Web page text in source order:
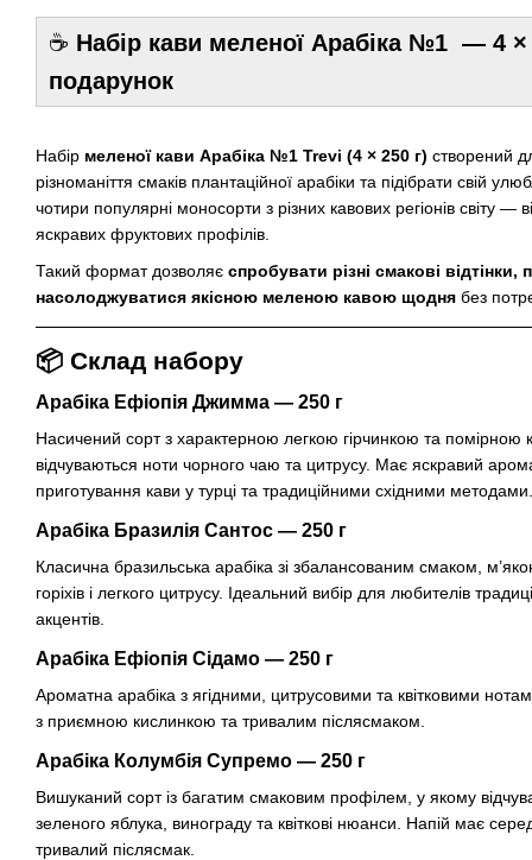
☕ Набір кави меленої Арабіка №1 — 4 ×
подарунок
Набір меленої кави Арабіка №1 Trevi (4 × 250 г) створений
різноманіття смаків плантаційної арабіки та підібрати свій
чотири популярні моносорти з різних кавових регіонів світу —
яскравих фруктових профілів.
Такий формат дозволяє спробувати різні смакові
насолоджуватися якісною меленою кавою щодня без
📦 Склад набору
Арабіка Ефіопія Джимма — 250 г
Насичений сорт з характерною легкою гірчинкою та помірною
відчуваються ноти чорного чаю та цитрусу. Має яскравий
приготування кави у турці та традиційними східними методами.
Арабіка Бразилія Сантос — 250 г
Класична бразильська арабіка зі збалансованим смаком,
горіхів і легкого цитрусу. Ідеальний вибір для любителів
акцентів.
Арабіка Ефіопія Сідамо — 250 г
Ароматна арабіка з ягідними, цитрусовими та квітковими
з приємною кислинкою та тривалим післясмаком.
Арабіка Колумбія Супремо — 250 г
Вишуканий сорт із багатим смаковим профілем, у якому
зеленого яблука, винограду та квіткові нюанси. Напій має
тривалий післясмак.